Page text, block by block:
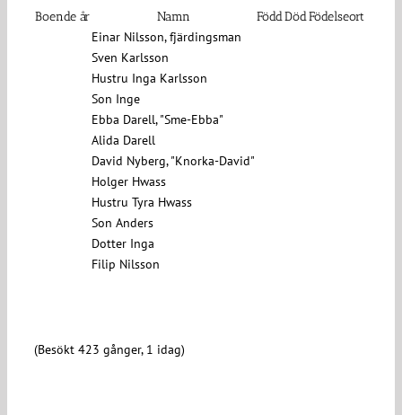
Boende år Namn FöddDödFödelseort
Einar Nilsson, fjärdingsman
Sven Karlsson
Hustru Inga Karlsson
Son Inge
Ebba Darell, "Sme-Ebba"
Alida Darell
David Nyberg, "Knorka-David"
Holger Hwass
Hustru Tyra Hwass
Son Anders
Dotter Inga
Filip Nilsson
(Besökt 423 gånger, 1 idag)